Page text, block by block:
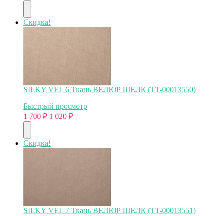
Скидка!
SILKY VEL 6 Ткань ВЕЛЮР ШЕЛК (TT-00013550)
Быстрый просмотр
1 700 ₽ 1 020 ₽
Скидка!
SILKY VEL 7 Ткань ВЕЛЮР ШЕЛК (TT-00013551)